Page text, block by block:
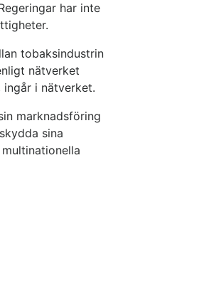
har inte
tobaksindustrin
nätverket
ingår i nätverket.
marknadsföring
sina